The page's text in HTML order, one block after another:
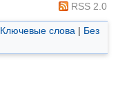
RSS 2.0
Ключевые слова | Без